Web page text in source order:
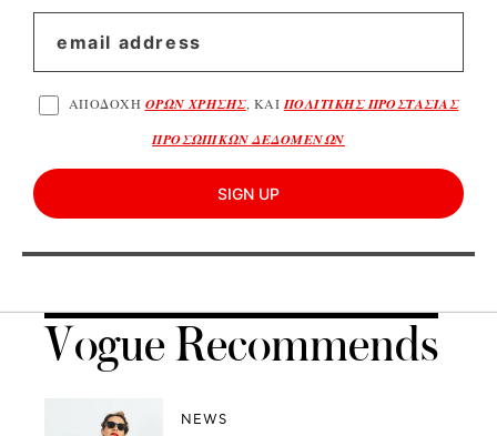
ΑΠΟΔΟΧΗ ΟΡΩΝ ΧΡΗΣΗΣ, ΚΑΙ ΠΟΛΙΤΙΚΗΣ ΠΡΟΣΤΑΣΙΑΣ
ΠΡΟΣΩΠΙΚΩΝ ΔΕΔΟΜΕΝΩΝ
SIGN UP
Vogue Recommends
NEWS